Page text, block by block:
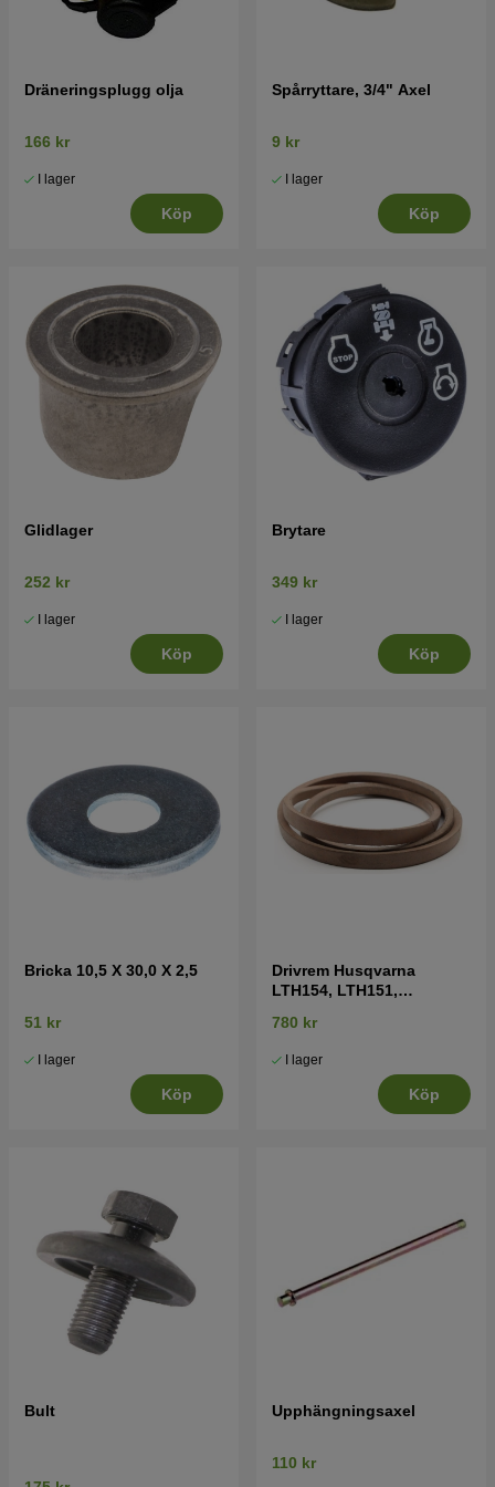
Dräneringsplugg olja
166 kr
I lager
Köp
Spårryttare, 3/4" Axel
9 kr
I lager
Köp
Glidlager
252 kr
I lager
Köp
Brytare
349 kr
I lager
Köp
Bricka 10,5 X 30,0 X 2,5
51 kr
I lager
Köp
Drivrem Husqvarna
LTH154, LTH151,
LT2216A2
780 kr
I lager
Köp
Bult Upphängningsaxel
110 kr